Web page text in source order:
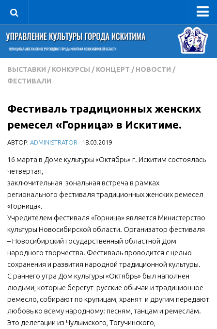
Управление
Руководитель
Сведения об организации
Структура
Фотогалерея
Документы
Правовая база
Противодействие коррупции
Отчеты о деятельности
Учреждения культуры
МБУ Дом культуры «Молодость»
МБУ Дом культуры «Октябрь»
МБОУ ДО «Детская школа искусств»
МБОУ ДО «Детская музыкальная школа»
МБУК «Искитимский городской историко-художественный
музей»
МБУ Парк культуры и отдыха им. И.В. Коротеева
ВЫСТАВКИ / КОНКУРСЫ / КОНЦЕРТ / НОВОСТИ /
ФЕСТИВАЛИ
Фестиваль традиционных женских
ремесел «Горница» в Искитиме.
АВТОР: ADMINISTRATOR · 18.03.2019
16 марта в Доме культуры «Октябрь» г. Искитим состоялась
четвертая,
заключительная зональная встреча в рамках
регионального фестиваля традиционных женских ремесел
«Горница».
Учредителем фестиваля «Горница» является Министерство
культуры Новосибирской области. Организатор фестиваля
– Новосибирский государственный областной Дом
народного творчества. Фестиваль проводится с целью
сохранения и развития народной традиционной культуры.
С раннего утра Дом культуры «Октябрь» был наполнен
людьми, которые берегут русские обычаи и традиционное
ремесло, собирают по крупицам, хранят и другим передают
любовь ко всему народному: песням, танцам и ремеслам.
Это делегации из Чулымского, Тогучинского,